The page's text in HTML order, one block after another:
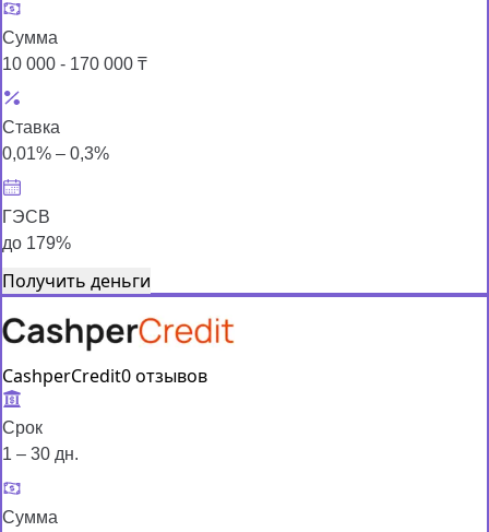
Сумма
10 000 - 170 000 ₸
Ставка
0,01% – 0,3%
ГЭСВ
до 179%
Получить деньги
CashperCredit0 отзывов
Срок
1 – 30 дн.
Сумма